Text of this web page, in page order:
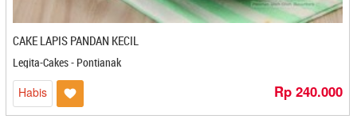
Pie Susu Sisy Super Enak - Denpasar
PO Oleh - Oleh Alezi - Cirebon
Podojoyo - Mojokerto
Pondok Mantau - Balikpapan
CAKE LAPIS PANDAN KECIL
Legita-Cakes - Pontianak
Habis Rp 240.000